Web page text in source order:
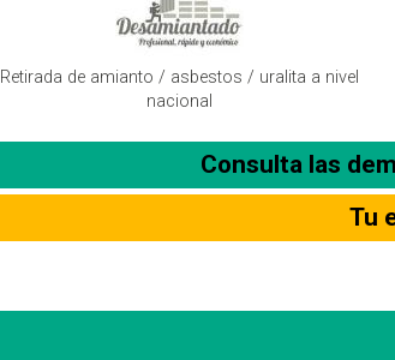
Retirada de amianto / asbestos / uralita a nivel
nacional
Consulta las
Tu